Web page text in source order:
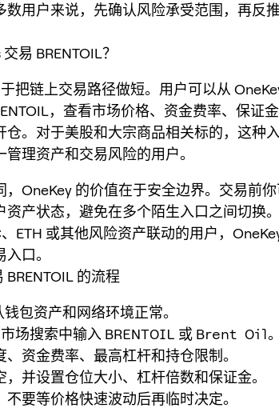
用户来说，先确认风险承受范围，再反推
易 BRENTOIL？
把链上交易路径做短。用户可以从
，查看市场价格、资金费率、保证
仓。对于美股和大宗商品相关标的，这种
理资产和交易风险的用户。
OneKey 的价值在于安全边界。交易前
资产状态，避免在多个陌生入口之间切换
ETH 或其他风险资产联动的用户，
口。
的流程
钱包资产和网络环境正常。
场搜索中输入 BRENTOIL 或 Brent Oil。
资金费率、最高杠杆和持仓限制。
并设置仓位大小、杠杆倍数和保证金。
要等价格快速波动后再临时决定。